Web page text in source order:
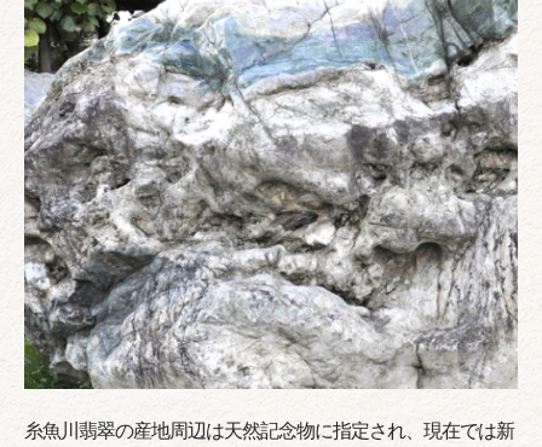
糸魚川翡翠の産地周辺は天然記念物に指定され、現在では新